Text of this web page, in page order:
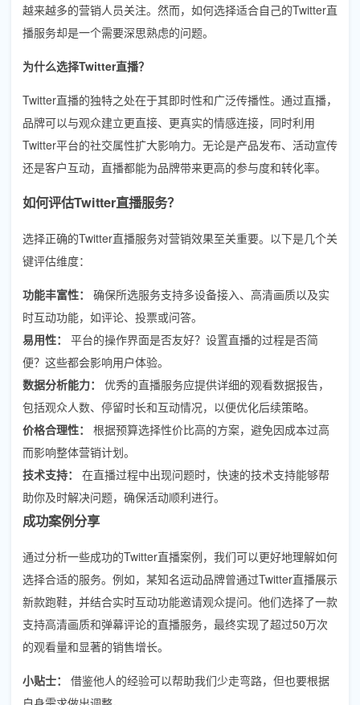
越来越多的营销人员关注。然而，如何选择适合自己的Twitter直
播服务却是一个需要深思熟虑的问题。
为什么选择Twitter直播？
Twitter直播的独特之处在于其即时性和广泛传播性。通过直播，
品牌可以与观众建立更直接、更真实的情感连接，同时利用
Twitter平台的社交属性扩大影响力。无论是产品发布、活动宣传
还是客户互动，直播都能为品牌带来更高的参与度和转化率。
如何评估Twitter直播服务？
选择正确的Twitter直播服务对营销效果至关重要。以下是几个关
键评估维度：
功能丰富性：
确保所选服务支持多设备接入、高清画质以及实
时互动功能，如评论、投票或问答。
易用性：
平台的操作界面是否友好？设置直播的过程是否简
便？这些都会影响用户体验。
数据分析能力：
优秀的直播服务应提供详细的观看数据报告，
包括观众人数、停留时长和互动情况，以便优化后续策略。
价格合理性：
根据预算选择性价比高的方案，避免因成本过高
而影响整体营销计划。
技术支持：
在直播过程中出现问题时，快速的技术支持能够帮
助你及时解决问题，确保活动顺利进行。
成功案例分享
通过分析一些成功的Twitter直播案例，我们可以更好地理解如何
选择合适的服务。例如，某知名运动品牌曾通过Twitter直播展示
新款跑鞋，并结合实时互动功能邀请观众提问。他们选择了一款
支持高清画质和弹幕评论的直播服务，最终实现了超过50万次
的观看量和显著的销售增长。
小贴士：
借鉴他人的经验可以帮助我们少走弯路，但也要根据